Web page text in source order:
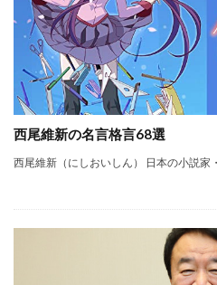
西尾維新の名言格言68選
西尾維新（にしおいしん） 日本の小説家